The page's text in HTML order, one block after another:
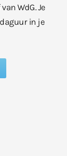
WdG. Je
in je